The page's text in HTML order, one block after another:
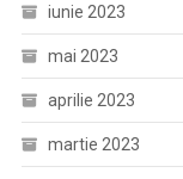
iunie 2023
mai 2023
aprilie 2023
martie 2023